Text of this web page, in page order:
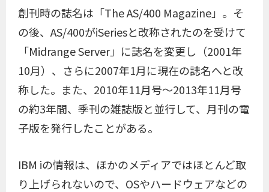
創刊時の誌名は「The AS/400 Magazine」。そ
の後、AS/400がiSeriesと改称されたのを受けて
「Midrange Server」に誌名を変更し（2001年
10月）、さらに2007年1月に現在の誌名へと改
称した。また、2010年11月号〜2013年11月号
の約3年間、季刊の雑誌版と並行して、月刊の電
子版を発行したことがある。
IBM iの情報は、ほかのメディアではほとんど取
り上げられないので、OSやハードウェアなどの